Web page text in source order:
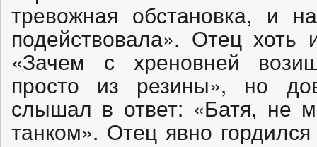
тревожная обстановка, и
подействовала». Отец хоть
«Зачем с хреновней
просто из резины», но
слышал в ответ: «Батя, не
танком». Отец явно